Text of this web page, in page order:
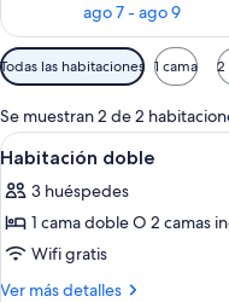
ago 7 - ago 9
Filtros
disponibles
para
las
habitaciones
Todas las habitaciones 1 cama 2
Se muestran 2 de 2
Abrir
todas
las
fotos
de
Habitación
8
Habitación doble
3 huéspedes
1 cama doble O 2 camas
Wifi gratis
Ver más detalles
Más